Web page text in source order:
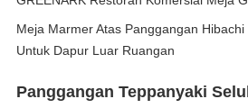
Meja Marmer Atas Panggangan
Untuk Dapur Luar Ruangan
Panggangan Teppanyaki